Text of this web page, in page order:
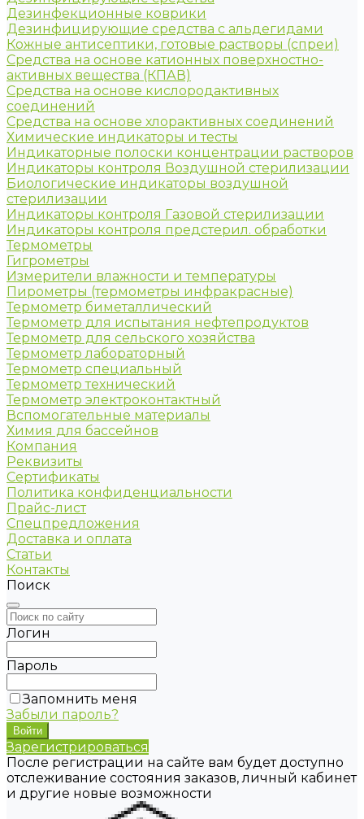
Дезинфекционные коврики
Дезинфицирующие средства с альдегидами
Кожные антисептики, готовые растворы (спреи)
Средства на основе катионных поверхностно-
активных вещества (КПАВ)
Средства на основе кислородактивных
соединений
Средства на основе хлорактивных соединений
Химические индикаторы и тесты
Индикаторные полоски концентрации растворов
Индикаторы контроля Воздушной стерилизации
Биологические индикаторы воздушной
стерилизации
Индикаторы контроля Газовой стерилизации
Индикаторы контроля предстерил. обработки
Термометры
Гигрометры
Измерители влажности и температуры
Пирометры (термометры инфракрасные)
Термометр биметаллический
Термометр для испытания нефтепродуктов
Термометр для сельского хозяйства
Термометр лабораторный
Термометр специальный
Термометр технический
Термометр электроконтактный
Вспомогательные материалы
Химия для бассейнов
Компания
Реквизиты
Сертификаты
Политика конфиденциальности
Прайс-лист
Спецпредложения
Доставка и оплата
Статьи
Контакты
Поиск
Логин
Пароль
Запомнить меня
Забыли пароль?
Зарегистрироваться
После регистрации на сайте вам будет доступно
отслеживание состояния заказов, личный кабинет
и другие новые возможности